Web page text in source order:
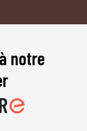
notre